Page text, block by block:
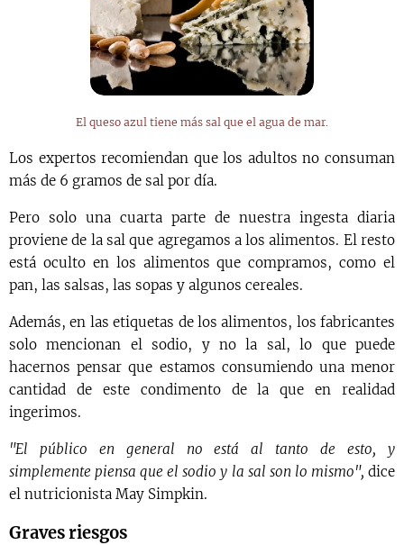
El queso azul tiene más sal que el agua de mar.
Los expertos recomiendan que los adultos no consuman
más de 6 gramos de sal por día.
Pero solo una cuarta parte de nuestra ingesta diaria
proviene de la sal que agregamos a los alimentos. El resto
está oculto en los alimentos que compramos, como el
pan, las salsas, las sopas y algunos cereales.
Además, en las etiquetas de los alimentos, los fabricantes
solo mencionan el sodio, y no la sal, lo que puede
hacernos pensar que estamos consumiendo una menor
cantidad de este condimento de la que en realidad
ingerimos.
"El público en general no está al tanto de esto, y
simplemente piensa que el sodio y la sal son lo mismo", dice
el nutricionista May Simpkin.
Graves riesgos